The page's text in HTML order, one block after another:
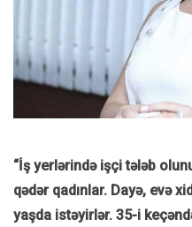
“İş yerlərində işçi tələb
qədər qadınlar. Dayə, evə
yaşda istəyirlər. 35-i